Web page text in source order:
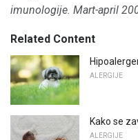
imunologije. Mart-april
Related Content
ALERGIJE
Kako se
ALERGIJE